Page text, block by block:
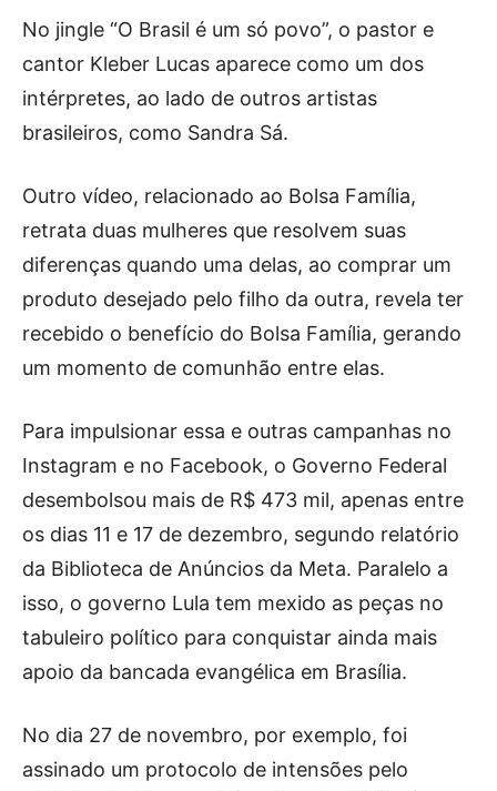
No jingle “O Brasil é um só povo”, o pastor e
cantor Kleber Lucas aparece como um dos
intérpretes, ao lado de outros artistas
brasileiros, como Sandra Sá.
Outro vídeo, relacionado ao Bolsa Família,
retrata duas mulheres que resolvem suas
diferenças quando uma delas, ao comprar um
produto desejado pelo filho da outra, revela ter
recebido o benefício do Bolsa Família, gerando
um momento de comunhão entre elas.
Para impulsionar essa e outras campanhas no
Instagram e no Facebook, o Governo Federal
desembolsou mais de R$ 473 mil, apenas entre
os dias 11 e 17 de dezembro, segundo relatório
da Biblioteca de Anúncios da Meta. Paralelo a
isso, o governo Lula tem mexido as peças no
tabuleiro político para conquistar ainda mais
apoio da bancada evangélica em Brasília.
No dia 27 de novembro, por exemplo, foi
assinado um protocolo de intensões pelo